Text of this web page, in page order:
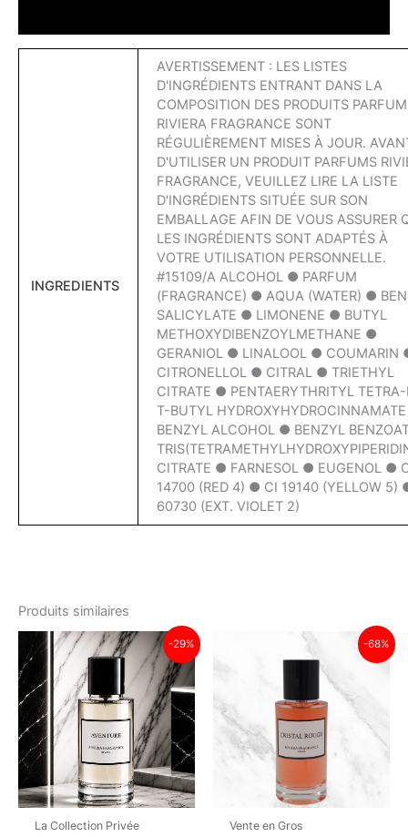
INGREDIENTS
AVERTISSEMENT : LES LISTES
D'INGRÉDIENTS ENTRANT DANS LA
COMPOSITION DES PRODUITS
RIVIERA FRAGRANCE SONT
RÉGULIÈREMENT MISES À JOUR.
D'UTILISER UN PRODUIT PARFUMS
FRAGRANCE, VEUILLEZ LIRE LA LISTE
D'INGRÉDIENTS SITUÉE SUR SON
EMBALLAGE AFIN DE VOUS ASSURER
LES INGRÉDIENTS SONT ADAPTÉS À
VOTRE UTILISATION PERSONNELLE.
#15109/A ALCOHOL ● PARFUM
(FRAGRANCE) ● AQUA (WATER) ●
SALICYLATE ● LIMONENE ● BUTYL
METHOXYDIBENZOYLMETHANE ●
GERANIOL ● LINALOOL ● COUMARIN
CITRONELLOL ● CITRAL ● TRIETHYL
CITRATE ● PENTAERYTHRITYL
T-BUTYL
BENZYL ALCOHOL ● BENZYL
CITRATE ● FARNESOL ● EUGENOL ●
14700 (RED 4) ● CI 19140 (YELLOW 5)
60730 (EXT. VIOLET 2)
Produits similaires
-29%
La Collection Privée
-68%
Vente en Gros